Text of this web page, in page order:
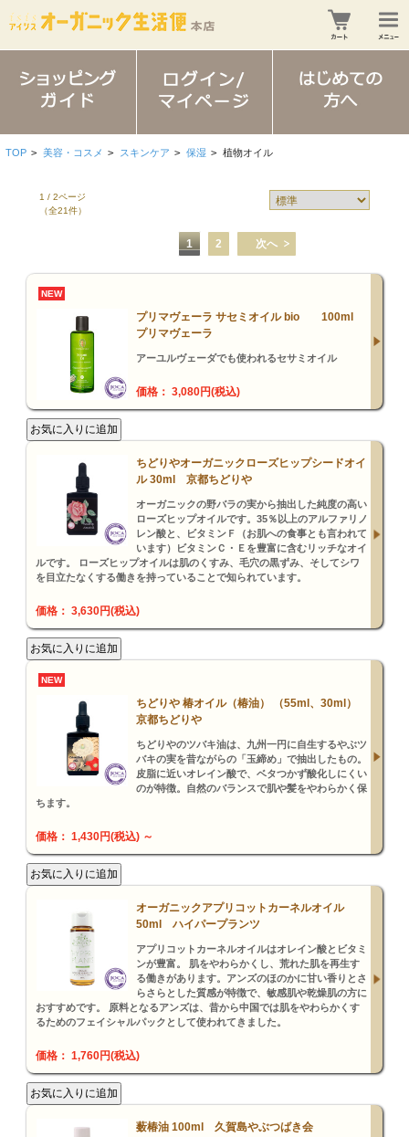
TOP > 美容・コスメ > スキンケア > 保湿 > 植物オイル
1 / 2ページ
（全21件）
1 2 次へ
NEW
プリマヴェーラ サセミオイル bio 100ml
プリマヴェーラ
アーユルヴェーダでも使われるセサミオイル
価格： 3,080円(税込)
ちどりやオーガニックローズヒップシードオイ
ル 30ml 京都ちどりや
オーガニックの野バラの実から抽出した純度の高い
ローズヒップオイルです。35％以上のアルファリノ
レン酸と、ビタミンＦ（お肌への食事とも言われて
います）ビタミンＣ・Ｅを豊富に含むリッチなオイ
ルです。 ローズヒップオイルは肌のくすみ、毛穴の黒ずみ、そしてシワ
を目立たなくする働きを持っていることで知られています。
価格： 3,630円(税込)
NEW
ちどりや 椿オイル（椿油） （55ml、30ml）
京都ちどりや
ちどりやのツバキ油は、九州一円に自生するやぶツ
バキの実を昔ながらの「玉締め」で抽出したもの。
皮脂に近いオレイン酸で、ベタつかず酸化しにくい
のが特徴。自然のバランスで肌や髪をやわらかく保
ちます。
価格： 1,430円(税込) ～
オーガニックアプリコットカーネルオイル
50ml ハイパープランツ
アプリコットカーネルオイルはオレイン酸とビタミ
ンが豊富。 肌をやわらかくし、荒れた肌を再生す
る働きがあります。アンズのほのかに甘い香りとさ
らさらとした質感が特徴で、敏感肌や乾燥肌の方に
おすすめです。 原料となるアンズは、昔から中国では肌をやわらかくす
るためのフェイシャルパックとして使われてきました。
価格： 1,760円(税込)
薮椿油 100ml 久賀島やぶつばき会